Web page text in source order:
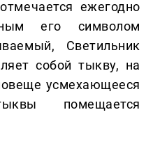
ежегодно
его символом
Светильник
собой тыкву, на
усмехающееся
помещается